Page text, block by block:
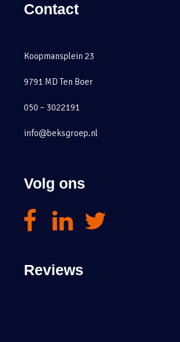
Contact
Koopmansplein 23
9791 MD Ten Boer
050 – 3022191
info@beksgroep.nl
Volg ons
Reviews